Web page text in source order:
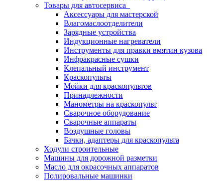
Товары для автосервиса
Аксессуары для мастерской
Влагомаслоотделители
Зарядные устройства
Индукционные нагреватели
Инструменты для правки вмятин кузова
Инфракрасные сушки
Клепальный инструмент
Краскопульты
Мойки для краскопультов
Принадлежности
Манометры на краскопульт
Сварочное оборудование
Сварочные аппараты
Воздушные головы
Бачки, адаптеры для краскопульта
Ходули строительные
Машины для дорожной разметки
Масло для окрасочных аппаратов
Полировальные машинки